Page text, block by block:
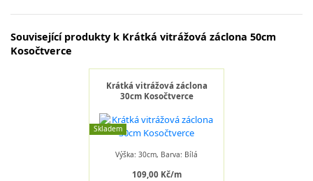
Související produkty k Krátká vitrážová záclona 50cm
Kosočtverce
Krátká vitrážová záclona
30cm Kosočtverce
Skladem
Výška: 30cm, Barva: Bílá
109,00 Kč/m